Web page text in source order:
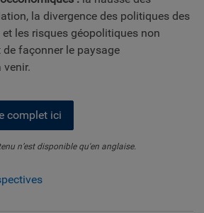
la divergence des politiques des
les risques géopolitiques non
façonner le paysage
venir.
complet ici
n’est disponible qu'en anglaise.